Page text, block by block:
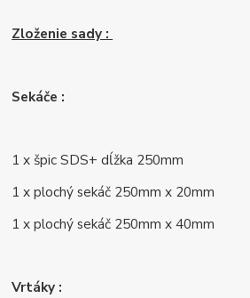
Zloženie sady :
Sekáče :
1 x špic SDS+ dĺžka 250mm
1 x plochý sekáč 250mm x 20mm
1 x plochý sekáč 250mm x 40mm
Vrtáky :